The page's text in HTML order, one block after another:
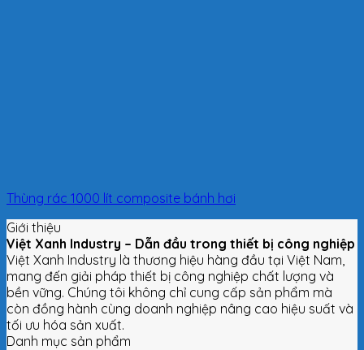
Thùng rác 1000 lít composite bánh hơi
Giới thiệu
Việt Xanh Industry – Dẫn đầu trong thiết bị công nghiệp
Việt Xanh Industry là thương hiệu hàng đầu tại Việt Nam,
mang đến giải pháp thiết bị công nghiệp chất lượng và
bền vững. Chúng tôi không chỉ cung cấp sản phẩm mà
còn đồng hành cùng doanh nghiệp nâng cao hiệu suất và
tối ưu hóa sản xuất.
Danh mục sản phẩm